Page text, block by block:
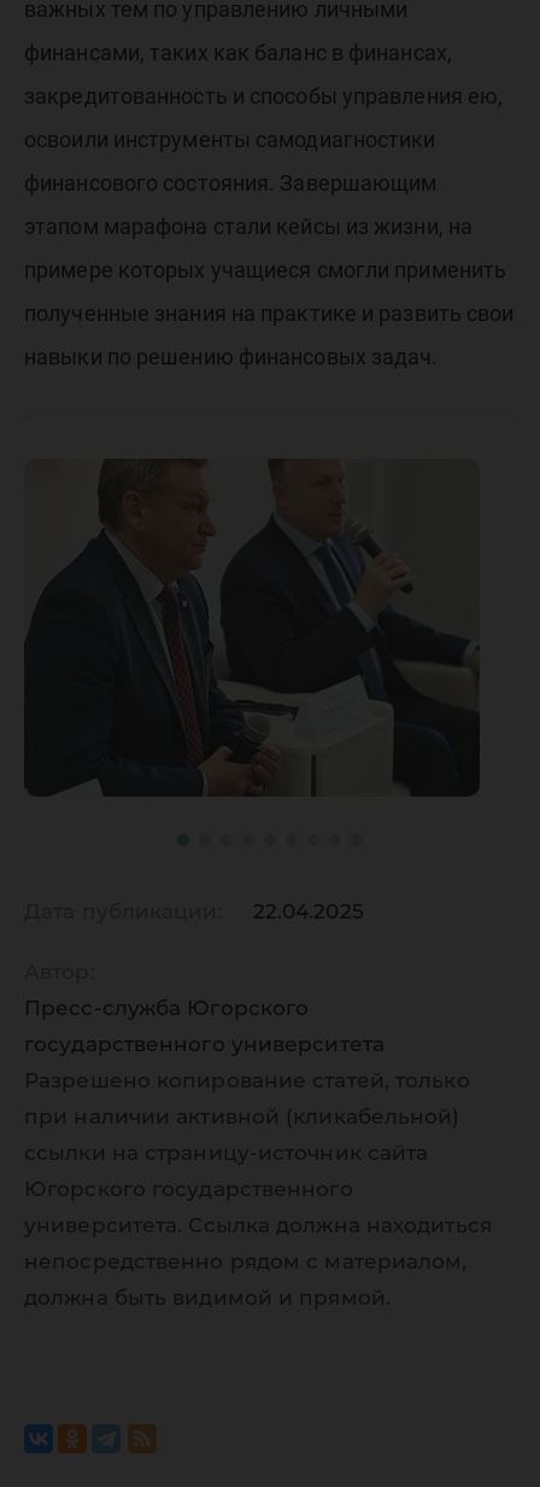
важных тем по управлению личными
финансами, таких как баланс в финансах,
закредитованность и способы управления ею,
освоили инструменты самодиагностики
финансового состояния. Завершающим
этапом марафона стали кейсы из жизни, на
примере которых учащиеся смогли применить
полученные знания на практике и развить свои
навыки по решению финансовых задач.
22.04.2025
Пресс-служба Югорского
государственного университета
Разрешено копирование статей, только
при наличии активной (кликабельной)
ссылки на страницу-источник сайта
Югорского государственного
университета. Ссылка должна находиться
непосредственно рядом с материалом,
должна быть видимой и прямой.